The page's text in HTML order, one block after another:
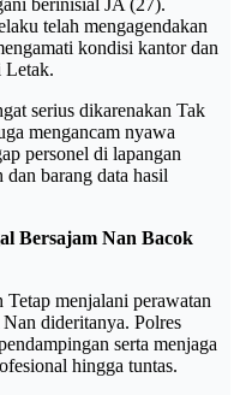
berinisial JA (27).
telah mengagendakan
kondisi kantor dan
Letak.
serius dikarenakan Tak
mengancam nyawa
personel di lapangan
dan barang data hasil
Bersajam Nan Bacok
menjalani perawatan
dideritanya. Polres
serta menjaga
hingga tuntas.